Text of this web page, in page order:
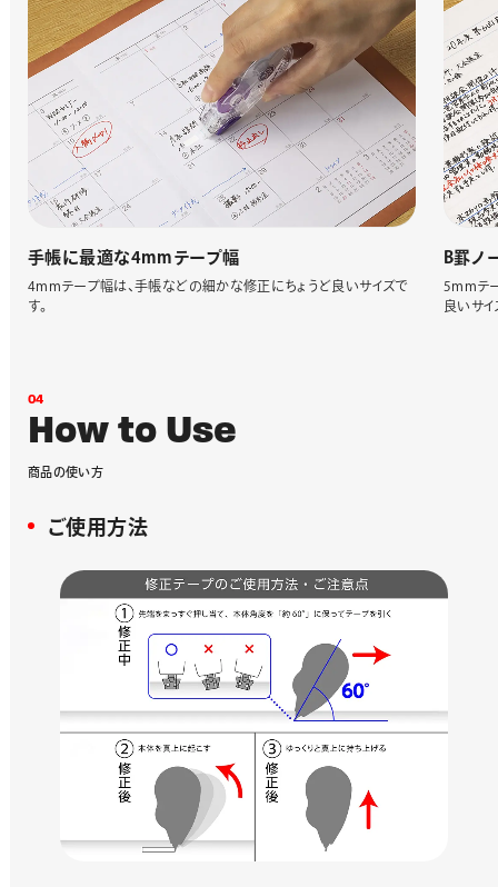
手帳に最適な4mmテープ幅
4mmテープ幅は、手帳などの細かな修正にちょうど良いサイズで
す。
B罫ノ
5mmテ
良いサイ
04
How to Use
商品の使い方
ご使用方法